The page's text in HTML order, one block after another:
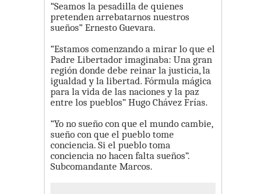
“Seamos la pesadilla de quienes
pretenden arrebatarnos nuestros
sueños” Ernesto Guevara.
“Estamos comenzando a mirar lo que el
Padre Libertador imaginaba: Una gran
región donde debe reinar la justicia, la
igualdad y la libertad. Fórmula mágica
para la vida de las naciones y la paz
entre los pueblos” Hugo Chávez Frías.
“Yo no sueño con que el mundo cambie,
sueño con que el pueblo tome
conciencia. Si el pueblo toma
conciencia no hacen falta sueños”.
Subcomandante Marcos.